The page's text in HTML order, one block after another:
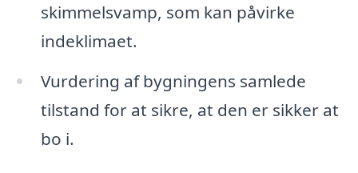
skimmelsvamp, som kan påvirke
indeklimaet.
Vurdering af bygningens samlede
tilstand for at sikre, at den er sikker at
bo i.